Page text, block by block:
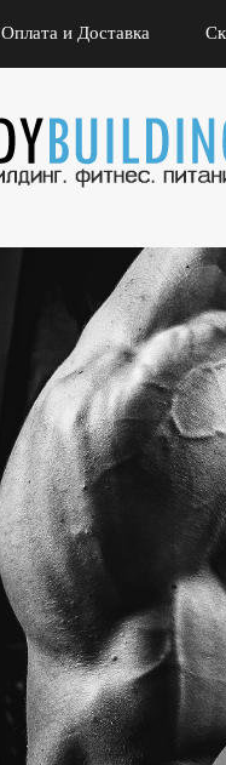
Оплата и Доставка